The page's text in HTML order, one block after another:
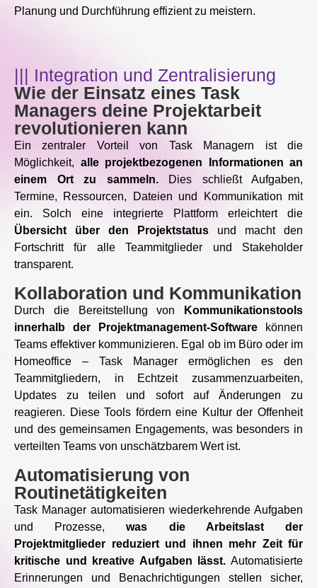
Planung und Durchführung effizient zu meistern.
||| Integration und Zentralisierung
Wie der Einsatz eines Task
Managers deine Projektarbeit
revolutionieren kann
Ein zentraler Vorteil von Task Managern ist die
Möglichkeit, alle projektbezogenen Informationen an
einem Ort zu sammeln.Dies schließt Aufgaben,
Termine, Ressourcen, Dateien und Kommunikation mit
ein. Solch eine integrierte Plattform erleichtert die
Übersicht über den Projektstatus und macht den
Fortschritt für alle Teammitglieder und Stakeholder
transparent.
Kollaboration und Kommunikation
Durch die Bereitstellung von
Kommunikationstools
innerhalb der Projektmanagement-Software können
Teams effektiver kommunizieren. Egal ob im Büro oder im
Homeoffice – Task Manager ermöglichen es den
Teammitgliedern, in Echtzeit zusammenzuarbeiten,
Updates zu teilen und sofort auf Änderungen zu
reagieren. Diese Tools fördern eine Kultur der Offenheit
und des gemeinsamen Engagements, was besonders in
verteilten Teams von unschätzbarem Wert ist.
Automatisierung von
Routinetätigkeiten
Task Manager automatisieren wiederkehrende Aufgaben
und Prozesse,was die Arbeitslast der
Projektmitglieder reduziert und ihnen mehr Zeit für
kritische und kreative Aufgaben lässt. Automatisierte
Erinnerungen und Benachrichtigungen stellen sicher,